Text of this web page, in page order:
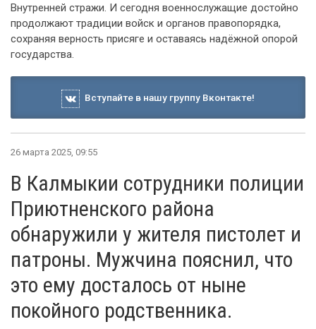
Внутренней стражи. И сегодня военнослужащие достойно
продолжают традиции войск и органов правопорядка,
сохраняя верность присяге и оставаясь надёжной опорой
государства.
Вступайте в нашу группу Вконтакте!
26 марта 2025, 09:55
В Калмыкии сотрудники полиции
Приютненского района
обнаружили у жителя пистолет и
патроны. Мужчина пояснил, что
это ему досталось от ныне
покойного родственника.